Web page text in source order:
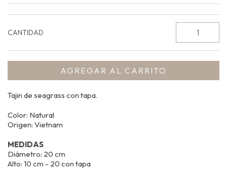
CANTIDAD
Tajin de seagrass con tapa.
Color: Natural
Origen: Vietnam
MEDIDAS
Diámetro: 20 cm
Alto: 10 cm - 20 con tapa